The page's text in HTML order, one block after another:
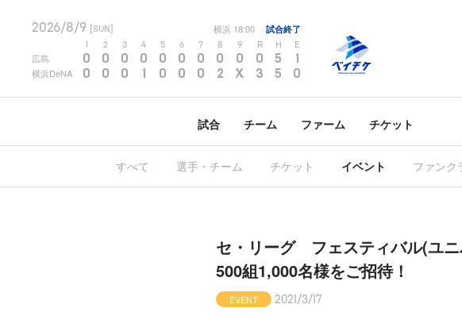
2026/8/9 [SUN] 横浜 18:00 試合終了
2 3 4 5 6 7 8 9 R H E
広島 0 0 0 0 0 0 0 0 0 0 5 1
横浜DeNA 0 0 0 1 0 0 0 2 X 3 5 0
試合 チーム ファーム チケット
すべて 選手・チーム チケット イベント ファンク
セ・リーグ フェスティバル(ユニ
500組1,000名様をご招待！
EVENT 2021/3/17